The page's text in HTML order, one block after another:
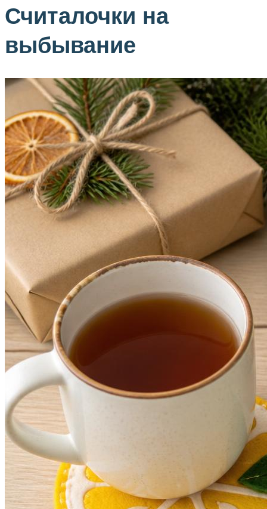
Считалочки на
выбывание